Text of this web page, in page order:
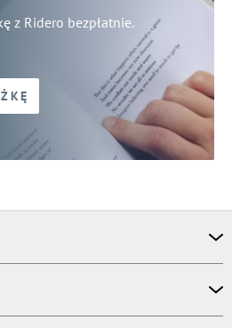
z Ridero bezpłatnie.